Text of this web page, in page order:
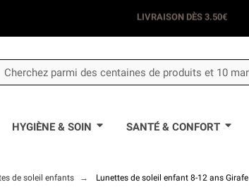
LIVRAISON DÈS 3.50€
HYGIÈNE & SOIN SANTÉ & CONFORT
de soleil enfants Lunettes de soleil enfant 8-12 ans Girafe